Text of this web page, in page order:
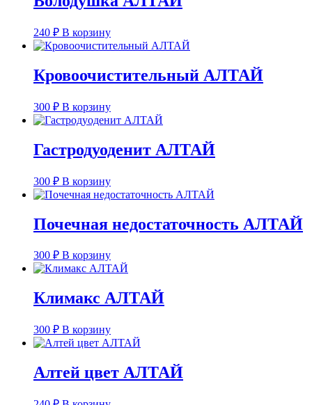
240 ₽ В корзину
Кровоочистительный АЛТАЙ
300 ₽ В корзину
Гастродуоденит АЛТАЙ
300 ₽ В корзину
Почечная недостаточность АЛТАЙ
300 ₽ В корзину
Климакс АЛТАЙ
300 ₽ В корзину
Алтей цвет АЛТАЙ